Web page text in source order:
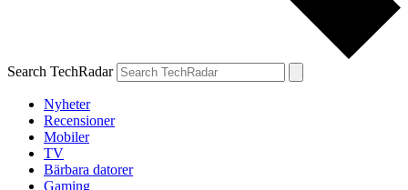
Search TechRadar
Nyheter
Recensioner
Mobiler
TV
Bärbara datorer
Gaming